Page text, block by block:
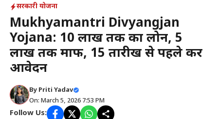
सरकारी योजना
Mukhyamantri Divyangjan
Yojana: 10 लाख तक का लोन, 5
लाख तक माफ, 15 तारीख से पहले करें
आवेदन
By Priti Yadav
On: March 5, 2026 7:53 PM
Follow Us: